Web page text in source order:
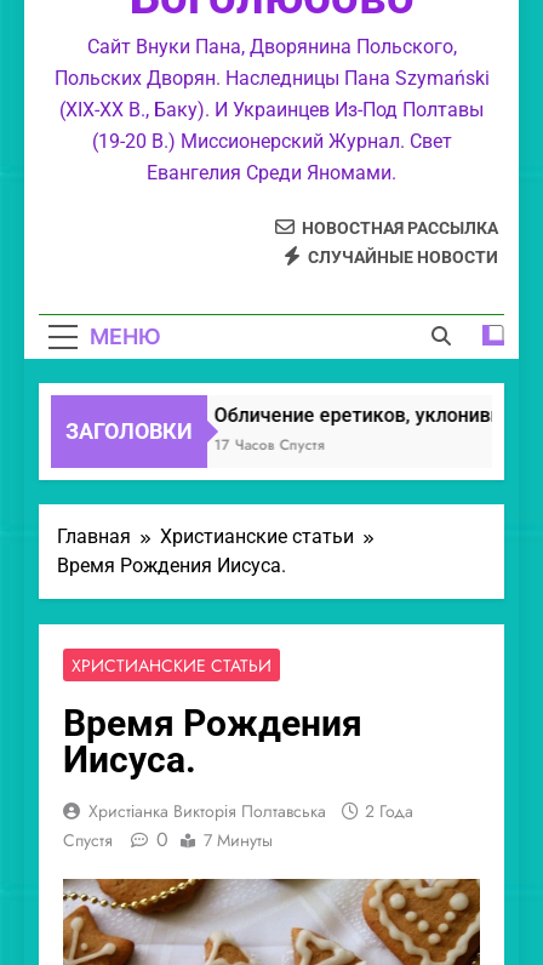
суемудрие.
Свет Православия.
Моя колыбель и Святое Православие.
Маргарит Духовный.
Сайт Внуки Пана, Дворянина Польского,
Польских Дворян. Наследницы Пана Szymański
(XIX-XX В., Баку). И Украинцев Из-Под Полтавы
(19-20 В.) Миссионерский Журнал. Свет
Евангелия Среди Яномами.
НОВОСТНАЯ РАССЫЛКА
СЛУЧАЙНЫЕ НОВОСТИ
МЕНЮ
ЗАГОЛОВКИ
Обличение еретиков, уклонившихся
17 Часов Спустя
Главная
Христианские статьи
Время Рождения Иисуса.
ХРИСТИАНСКИЕ СТАТЬИ
Время Рождения
Иисуса.
Христіанка Викторія Полтавська
2 Года
Спустя
0 7 Минуты